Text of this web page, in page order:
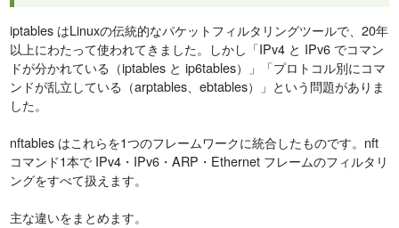
iptables はLinuxの伝統的なパケットフィルタリングツールで、20年
以上にわたって使われてきました。しかし「IPv4 と IPv6 でコマン
ドが分かれている（iptables と ip6tables）」「プロトコル別にコマ
ンドが乱立している（arptables、ebtables）」という問題がありま
した。
nftables はこれらを1つのフレームワークに統合したものです。nft
コマンド1本で IPv4・IPv6・ARP・Ethernet フレームのフィルタリ
ングをすべて扱えます。
主な違いをまとめます。